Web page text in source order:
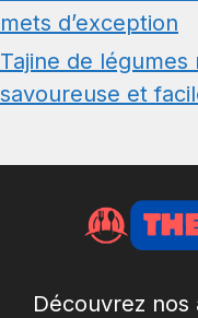
mets d’exception
Tajine de
savoureuse et
Découvrez nos